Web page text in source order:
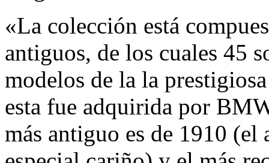
«La colección está
antiguos, de los cuales 45
modelos de la la
esta fue adquirida por
más antiguo es de 1910